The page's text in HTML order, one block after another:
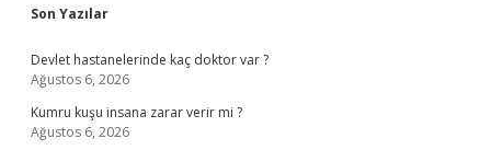
Sidebar
Son Yazılar
Devlet hastanelerinde kaç doktor var ?
Ağustos 6, 2026
Kumru kuşu insana zarar verir mi ?
Ağustos 6, 2026